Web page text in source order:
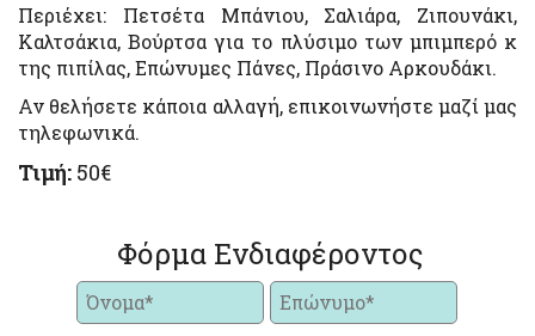
Περιέχει: Πετσέτα Μπάνιου, Σαλιάρα, Ζιπουνάκι,
Καλτσάκια, Βούρτσα για το πλύσιμο των μπιμπερό κ
της πιπίλας, Επώνυμες Πάνες, Πράσινο Αρκουδάκι.
Αν θελήσετε κάποια αλλαγή, επικοινωνήστε μαζί μας
τηλεφωνικά.
Τιμή: 50€
Φόρμα Ενδιαφέροντος